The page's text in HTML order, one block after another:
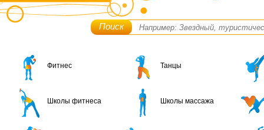
Поиск
Фитнес Танцы
Школы фитнеса Школы массажа